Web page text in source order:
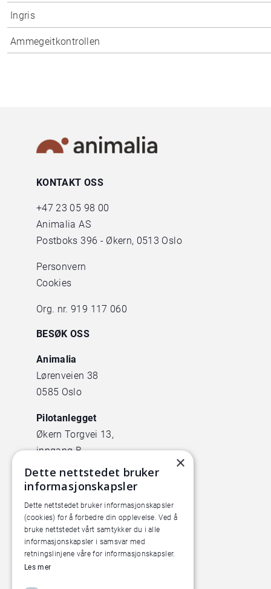
Ingris
Ammegeitkontrollen
KONTAKT OSS
+47 23 05 98 00
Animalia AS
Postboks 396 - Økern, 0513 Oslo
Personvern
Cookies
Org. nr. 919 117 060
BESØK OSS
Animalia
Lørenveien 38
0585 Oslo
Pilotanlegget
Økern Torgvei 13,
inngang B
×
Dette nettstedet bruker
informasjonskapsler
Dette nettstedet bruker informasjonskapsler
(cookies) for å forbedre din opplevelse. Ved å
bruke nettstedet vårt samtykker du i alle
informasjonskapsler i samsvar med
retningslinjene våre for informasjonskapsler.
Les mer